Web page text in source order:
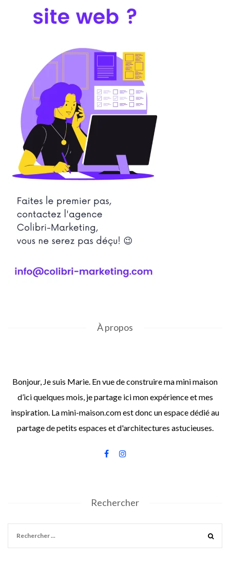
À propos
Bonjour, Je suis Marie. En vue de construire ma mini maison
d’ici quelques mois, je partage ici mon expérience et mes
inspiration. La mini-maison.com est donc un espace dédié au
partage de petits espaces et d'architectures astucieuses.
Rechercher